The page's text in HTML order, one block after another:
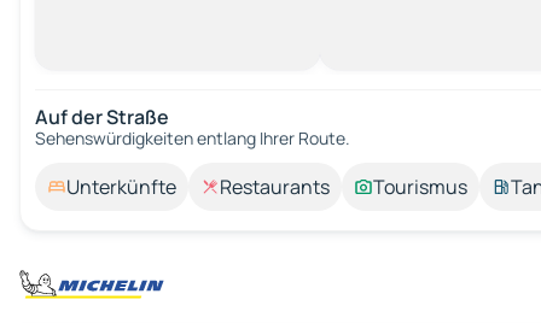
Auf der Straße
Sehenswürdigkeiten entlang Ihrer Route.
Unterkünfte Restaurants Tourismus